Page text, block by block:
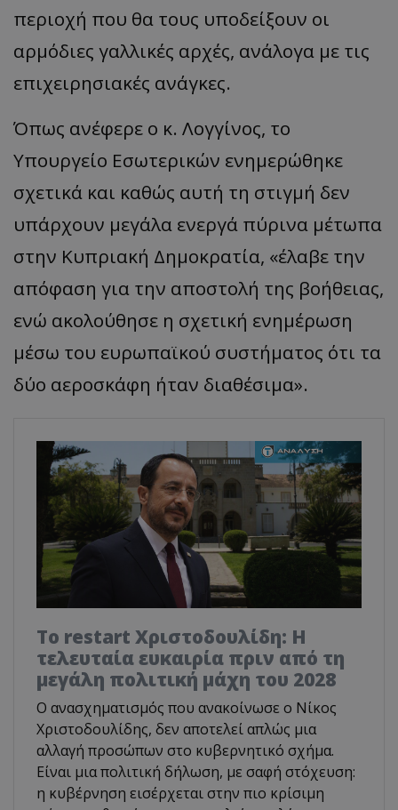
περιοχή που θα τους υποδείξουν οι
αρμόδιες γαλλικές αρχές, ανάλογα με τις
επιχειρησιακές ανάγκες.
Όπως ανέφερε ο κ. Λογγίνος, το
Υπουργείο Εσωτερικών ενημερώθηκε
σχετικά και καθώς αυτή τη στιγμή δεν
υπάρχουν μεγάλα ενεργά πύρινα μέτωπα
στην Κυπριακή Δημοκρατία, «έλαβε την
απόφαση για την αποστολή της βοήθειας,
ενώ ακολούθησε η σχετική ενημέρωση
μέσω του ευρωπαϊκού συστήματος ότι τα
δύο αεροσκάφη ήταν διαθέσιμα».
Το restart Χριστοδουλίδη: Η
τελευταία ευκαιρία πριν από τη
μεγάλη πολιτική μάχη του 2028
Ο ανασχηματισμός που ανακοίνωσε ο Νίκος
Χριστοδουλίδης, δεν αποτελεί απλώς μια
αλλαγή προσώπων στο κυβερνητικό σχήμα.
Είναι μια πολιτική δήλωση, με σαφή στόχευση:
η κυβέρνηση εισέρχεται στην πιο κρίσιμη